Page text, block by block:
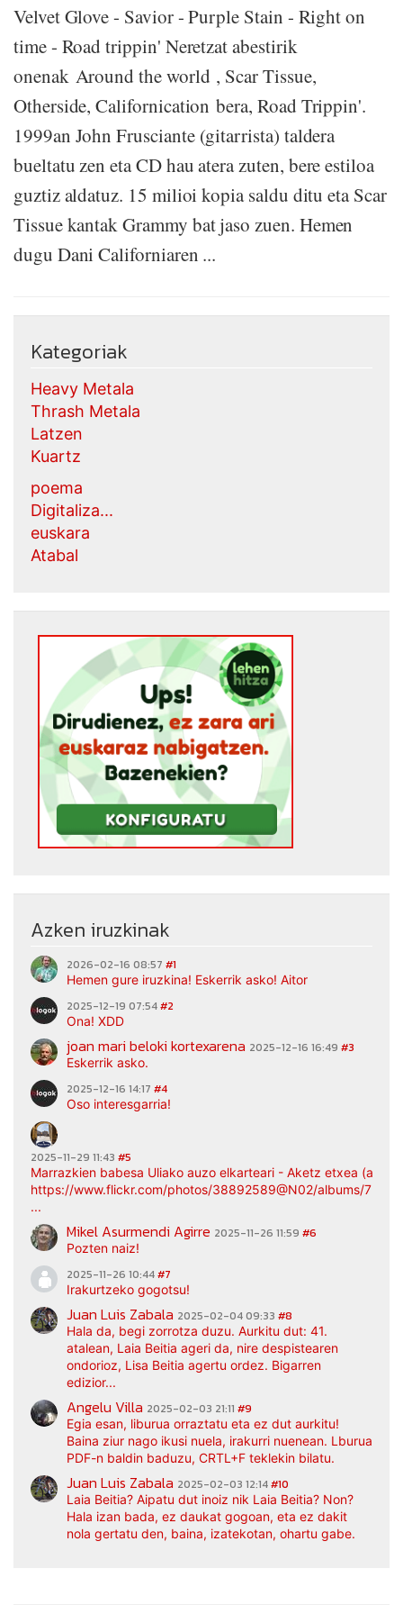
Velvet Glove - Savior - Purple Stain - Right on
time - Road trippin' Neretzat abestirik
onenak Around the world , Scar Tissue,
Otherside, Californication bera, Road Trippin'.
1999an John Frusciante (gitarrista) taldera
bueltatu zen eta CD hau atera zuten, bere estiloa
guztiz aldatuz. 15 milioi kopia saldu ditu eta Scar
Tissue kantak Grammy bat jaso zuen. Hemen
dugu Dani Californiaren ...
Kategoriak
Heavy Metala
Thrash Metala
Latzen
Kuartz
poema
Digitaliza...
euskara
Atabal
Azken iruzkinak
2026-02-16 08:57 #1
Hemen gure iruzkina! Eskerrik asko! Aitor
2025-12-19 07:54#2
Ona! XDD
joan mari beloki kortexarena 2025-12-16 16:49 #3
Eskerrik asko.
2025-12-16 14:17 #4
Oso interesgarria!
2025-11-29 11:43 #5
Marrazkien babesa Uliako auzo elkarteari - Aketz etxea
https://www.flickr.com/photos/38892589@N02/albums/
...
Mikel Asurmendi Agirre 2025-11-26 11:59 #6
Pozten naiz!
2025-11-26 10:44#7
Irakurtzeko gogotsu!
Juan Luis Zabala 2025-02-04 09:33 #8
Hala da, begi zorrotza duzu. Aurkitu dut: 41.
atalean, Laia Beitia ageri da, nire despistearen
ondorioz, Lisa Beitia agertu ordez. Bigarren
edizior...
Angelu Villa 2025-02-03 21:11 #9
Egia esan, liburua orraztatu eta ez dut aurkitu!
Baina ziur nago ikusi nuela, irakurri nuenean. Lburua
PDF-n baldin baduzu, CRTL+F teklekin bilatu.
Juan Luis Zabala 2025-02-03 12:14#10
Laia Beitia? Aipatu dut inoiz nik Laia Beitia? Non?
Hala izan bada, ez daukat gogoan, eta ez dakit
nola gertatu den, baina, izatekotan, ohartu gabe.